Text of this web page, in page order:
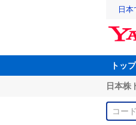
日
トップ
日本株